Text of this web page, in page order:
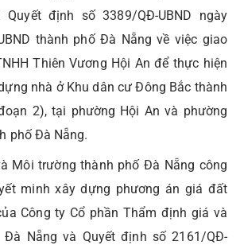
Quyết định số 3389/QĐ-UBND ngày
thành phố Đà Nẵng về việc giao
Thiên Vương Hội An để thực hiện
nhà ở Khu dân cư Đông Bắc thành
2), tại phường Hội An và phường
phố Đà Nẵng.
Môi trường thành phố Đà Nẵng công
minh xây dựng phương án giá đất
Công ty Cổ phần Thẩm định giá và
Nẵng và Quyết định số 2161/QĐ-